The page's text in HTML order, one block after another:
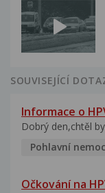
SOUVISEJÍCÍ
Informace o
Dobrý den,chtěl
Pohlavní
Očkování na